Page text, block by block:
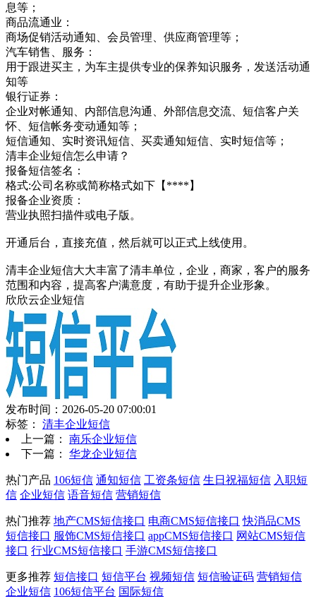
息等；
商品流通业：
商场促销活动通知、会员管理、供应商管理等；
汽车销售、服务：
用于跟进买主，为车主提供专业的保养知识服务，发送活动通
知等
银行证券：
企业对帐通知、内部信息沟通、外部信息交流、短信客户关
怀、短信帐务变动通知等；
短信通知、实时资讯短信、买卖通知短信、实时短信等；
清丰企业短信怎么申请？
报备短信签名：
格式:公司名称或简称格式如下【****】
报备企业资质：
营业执照扫描件或电子版。
开通后台，直接充值，然后就可以正式上线使用。
清丰企业短信大大丰富了清丰单位，企业，商家，客户的服务
范围和内容，提高客户满意度，有助于提升企业形象。
欣欣云企业短信
发布时间：2026-05-20 07:00:01
标签： 清丰企业短信
上一篇： 南乐企业短信
下一篇： 华龙企业短信
热门产品 106短信 通知短信 工资条短信 生日祝福短信 入职短
信 企业短信 语音短信 营销短信
热门推荐 地产CMS短信接口 电商CMS短信接口 快消品CMS
短信接口 服饰CMS短信接口 appCMS短信接口 网站CMS短信
接口 行业CMS短信接口 手游CMS短信接口
更多推荐 短信接口 短信平台 视频短信 短信验证码 营销短信
企业短信 106短信平台 国际短信